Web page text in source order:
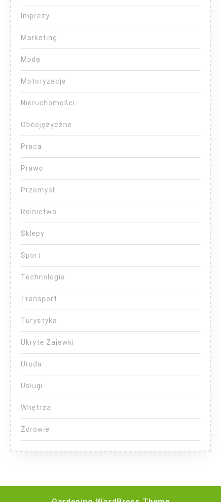
Imprezy
Marketing
Moda
Motoryzacja
Nieruchomości
Obcojęzyczne
Praca
Prawo
Przemysł
Rolnictwo
Sklepy
Sport
Technologia
Transport
Turystyka
Ukryte Zajawki
Uroda
Usługi
Wnętrza
Zdrowie